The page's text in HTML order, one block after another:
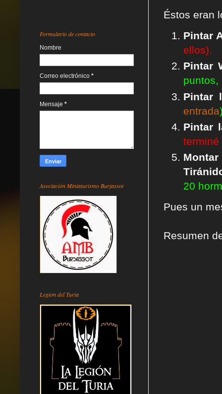
Éstos eran
Pintar
ellos).
Pintar
puntos,
Pintar
entrada
Pintar
terminé
20
Pues un
Resumen
Formulario de contacto
Nombre
Correo electrónico *
Mensaje *
Asociación Miniaturismo Burjassot
Legion del Turia